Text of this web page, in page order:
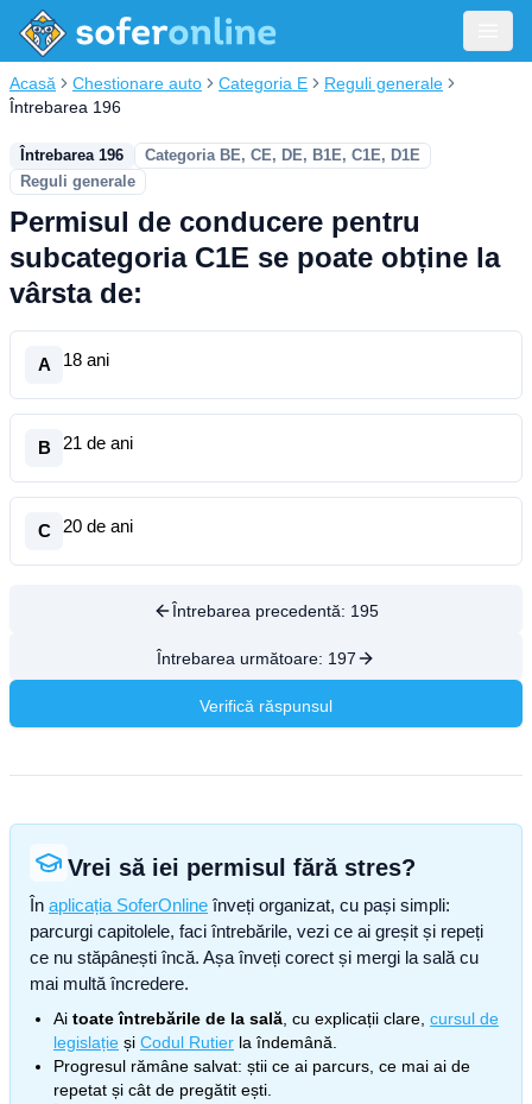
Acasă Chestionare auto Categoria E
Reguli generale
Întrebarea 196
Întrebarea 196
Categoria BE, CE, DE, B1E, C1E, D1E
Reguli generale
Permisul de conducere pentru
subcategoria C1E se poate obține la
vârsta de:
A 18 ani
B 21 de ani
C 20 de ani
Întrebarea precedentă: 195
Întrebarea următoare: 197
Verifică răspunsul
Vrei să iei permisul fără stres?
În aplicația SoferOnline înveți organizat, cu pași simpli:
parcurgi capitolele, faci întrebările, vezi ce ai greșit și repeți
ce nu stăpânești încă. Așa înveți corect și mergi la sală cu
mai multă încredere.
Ai toate întrebările de la sală , cu explicații clare, cursul de
legislație și Codul Rutier la îndemână.
Progresul rămâne salvat: știi ce ai parcurs, ce mai ai de
repetat și cât de pregătit ești.